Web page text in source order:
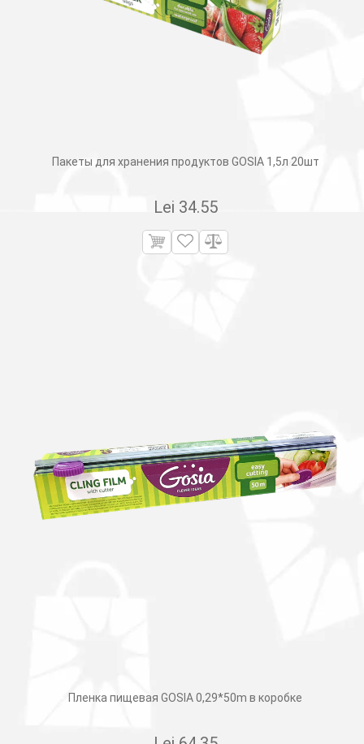
Пакеты для хранения продуктов GOSIA 1,5л 20шт
Lei 34.55
Пленка пищевая GOSIA 0,29*50m в коробке